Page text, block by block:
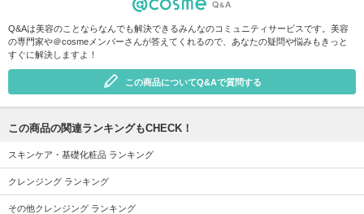
Q&Aは美容のことならなんでも解決できるみんなのコミュニティサービスです。美容
の専門家や＠cosmeメンバーさんが答えてくれるので、あなたの疑問や悩みもきっと
すぐに解決しますよ！
この商品についてQ&Aで質問する
この商品の関連ランキングもCHECK！
スキンケア・基礎化粧品 ランキング
クレンジング ランキング
その他クレンジング ランキング